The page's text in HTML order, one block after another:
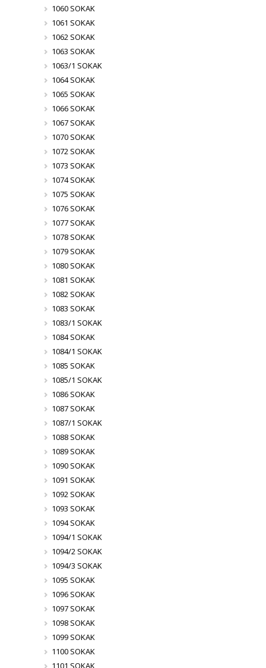
1060 SOKAK
1061 SOKAK
1062 SOKAK
1063 SOKAK
1063/1 SOKAK
1064 SOKAK
1065 SOKAK
1066 SOKAK
1067 SOKAK
1070 SOKAK
1072 SOKAK
1073 SOKAK
1074 SOKAK
1075 SOKAK
1076 SOKAK
1077 SOKAK
1078 SOKAK
1079 SOKAK
1080 SOKAK
1081 SOKAK
1082 SOKAK
1083 SOKAK
1083/1 SOKAK
1084 SOKAK
1084/1 SOKAK
1085 SOKAK
1085/1 SOKAK
1086 SOKAK
1087 SOKAK
1087/1 SOKAK
1088 SOKAK
1089 SOKAK
1090 SOKAK
1091 SOKAK
1092 SOKAK
1093 SOKAK
1094 SOKAK
1094/1 SOKAK
1094/2 SOKAK
1094/3 SOKAK
1095 SOKAK
1096 SOKAK
1097 SOKAK
1098 SOKAK
1099 SOKAK
1100 SOKAK
1101 SOKAK